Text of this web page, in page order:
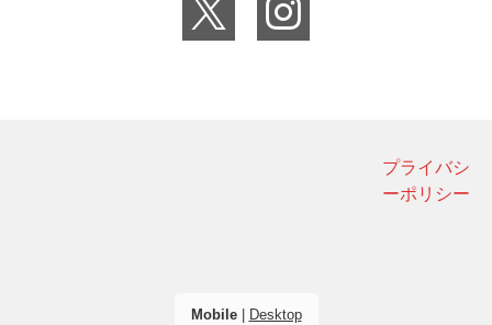
プライバシ
ーポリシー
Mobile| Desktop